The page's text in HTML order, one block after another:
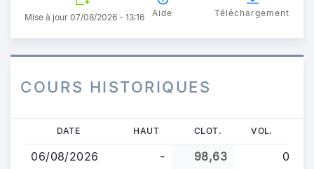
Mise à jour 07/08/2026 - 13:16 Aide Téléchargement
COURS HISTORIQUES
contenu
DATE HAUT CLOT. VOL.
06/08/2026 - 98,63
0